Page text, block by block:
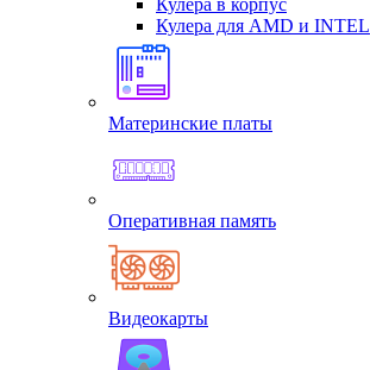
Кулера в корпус
Кулера для AMD и INTEL
Материнские платы
Оперативная память
Видеокарты